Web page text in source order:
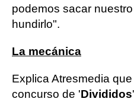
podemos sacar
hundirlo".
La mecánica
Explica Atresmedia
concurso de 'Divididos